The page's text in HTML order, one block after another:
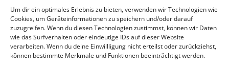
Um dir ein optimales Erlebnis zu bieten, verwenden wir Technologien wie
Cookies, um Geräteinformationen zu speichern und/oder darauf
zuzugreifen. Wenn du diesen Technologien zustimmst, können wir Daten
wie das Surfverhalten oder eindeutige IDs auf dieser Website
verarbeiten. Wenn du deine Einwillligung nicht erteilst oder zurückziehst,
können bestimmte Merkmale und Funktionen beeinträchtigt werden.